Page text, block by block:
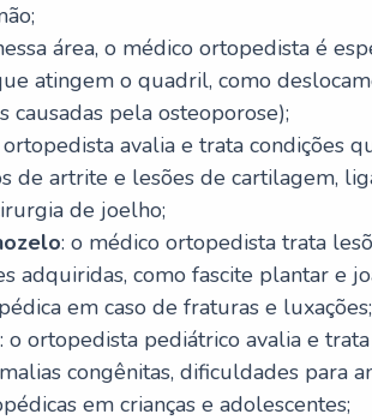
área, o médico ortopedista é
atingem o quadril, como
causadas pela osteoporose);
ortopedista avalia e trata condições
de artrite e lesões de cartilagem,
de joelho;
: o médico ortopedista trata
adquiridas, como fascite plantar e
em caso de fraturas e luxações;
: o ortopedista pediátrico avalia e
congênitas, dificuldades para
em crianças e adolescentes;